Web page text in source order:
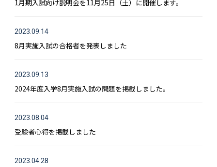
1月期入試向け説明会を11月25日（土）に開催します。
2023.09.14
8月実施入試の合格者を発表しました
2023.09.13
2024年度入学8月実施入試の問題を掲載しました。
2023.08.04
受験者心得を掲載しました
2023.04.28